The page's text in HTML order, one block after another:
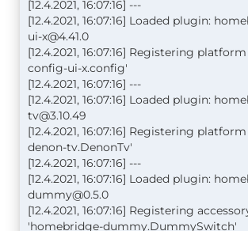
[12.4.2021, 16:07:16] ---
[12.4.2021, 16:07:16] Loaded plugin:
ui-x@4.41.0
[12.4.2021, 16:07:16] Registering
config-ui-x.config'
[12.4.2021, 16:07:16] ---
[12.4.2021, 16:07:16] Loaded plugin:
tv@3.10.49
[12.4.2021, 16:07:16] Registering
denon-tv.DenonTv'
[12.4.2021, 16:07:16] ---
[12.4.2021, 16:07:16] Loaded plugin:
dummy@0.5.0
[12.4.2021, 16:07:16] Registering
'homebridge-dummy.DummySwitch'